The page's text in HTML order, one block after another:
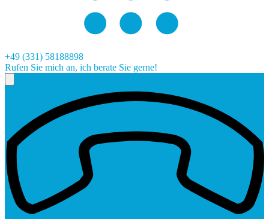
+49 (331) 58188898
Rufen Sie mich an, ich berate Sie gerne!